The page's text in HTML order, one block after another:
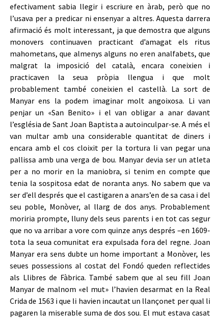
efectivament sabia llegir i escriure en àrab, però que no
l’usava per a predicar ni ensenyar a altres. Aquesta darrera
afirmació és molt interessant, ja que demostra que alguns
monovers continuaven practicant d’amagat els ritus
mahometans, que almenys alguns no eren analfabets, que
malgrat la imposició del català, encara coneixien i
practicaven la seua pròpia llengua i que molt
probablement també coneixien el castellà. La sort de
Manyar ens la podem imaginar molt angoixosa. Li van
penjar un «San Benito» i el van obligar a anar davant
l’església de Sant Joan Baptista a autoinculpar-se. A més el
van multar amb una considerable quantitat de diners i
encara amb el cos cloixit per la tortura li van pegar una
pallissa amb una verga de bou. Manyar devia ser un atleta
per a no morir en la maniobra, si tenim en compte que
tenia la sospitosa edat de noranta anys. No sabem que va
ser d’ell després que el castigaren a anars’en de sa casa i del
seu poble, Monòver, al llarg de dos anys. Probablement
moriria prompte, lluny dels seus parents i en tot cas segur
que no va arribar a vore com quinze anys després –en 1609-
tota la seua comunitat era expulsada fora del regne. Joan
Manyar era sens dubte un home important a Monòver, les
seues possessions al costat del Fondó queden reflectides
als Llibres de Fàbrica. També sabem que al seu fill Joan
Manyar de malnom «el mut» l’havien desarmat en la Real
Crida de 1563 i que li havien incautat un llançonet per qual li
pagaren la miserable suma de dos sou. El mut estava casat